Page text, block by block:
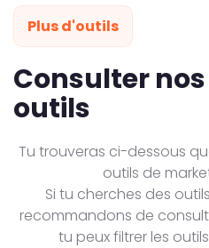
Plus d'outils
Consulter
outils
Tu trouveras ci-dessous
outils de
Si tu cherches des
recommandons de
tu peux filtrer les